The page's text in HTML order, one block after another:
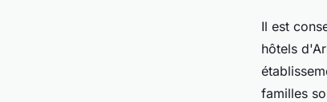
Il est
hôtels
familles